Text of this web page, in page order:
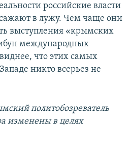
российские власти
в лужу. Чем чаще они
выступления «крымских
международных
что этих самых
никто всерьез не
политобозреватель
изменены в целях